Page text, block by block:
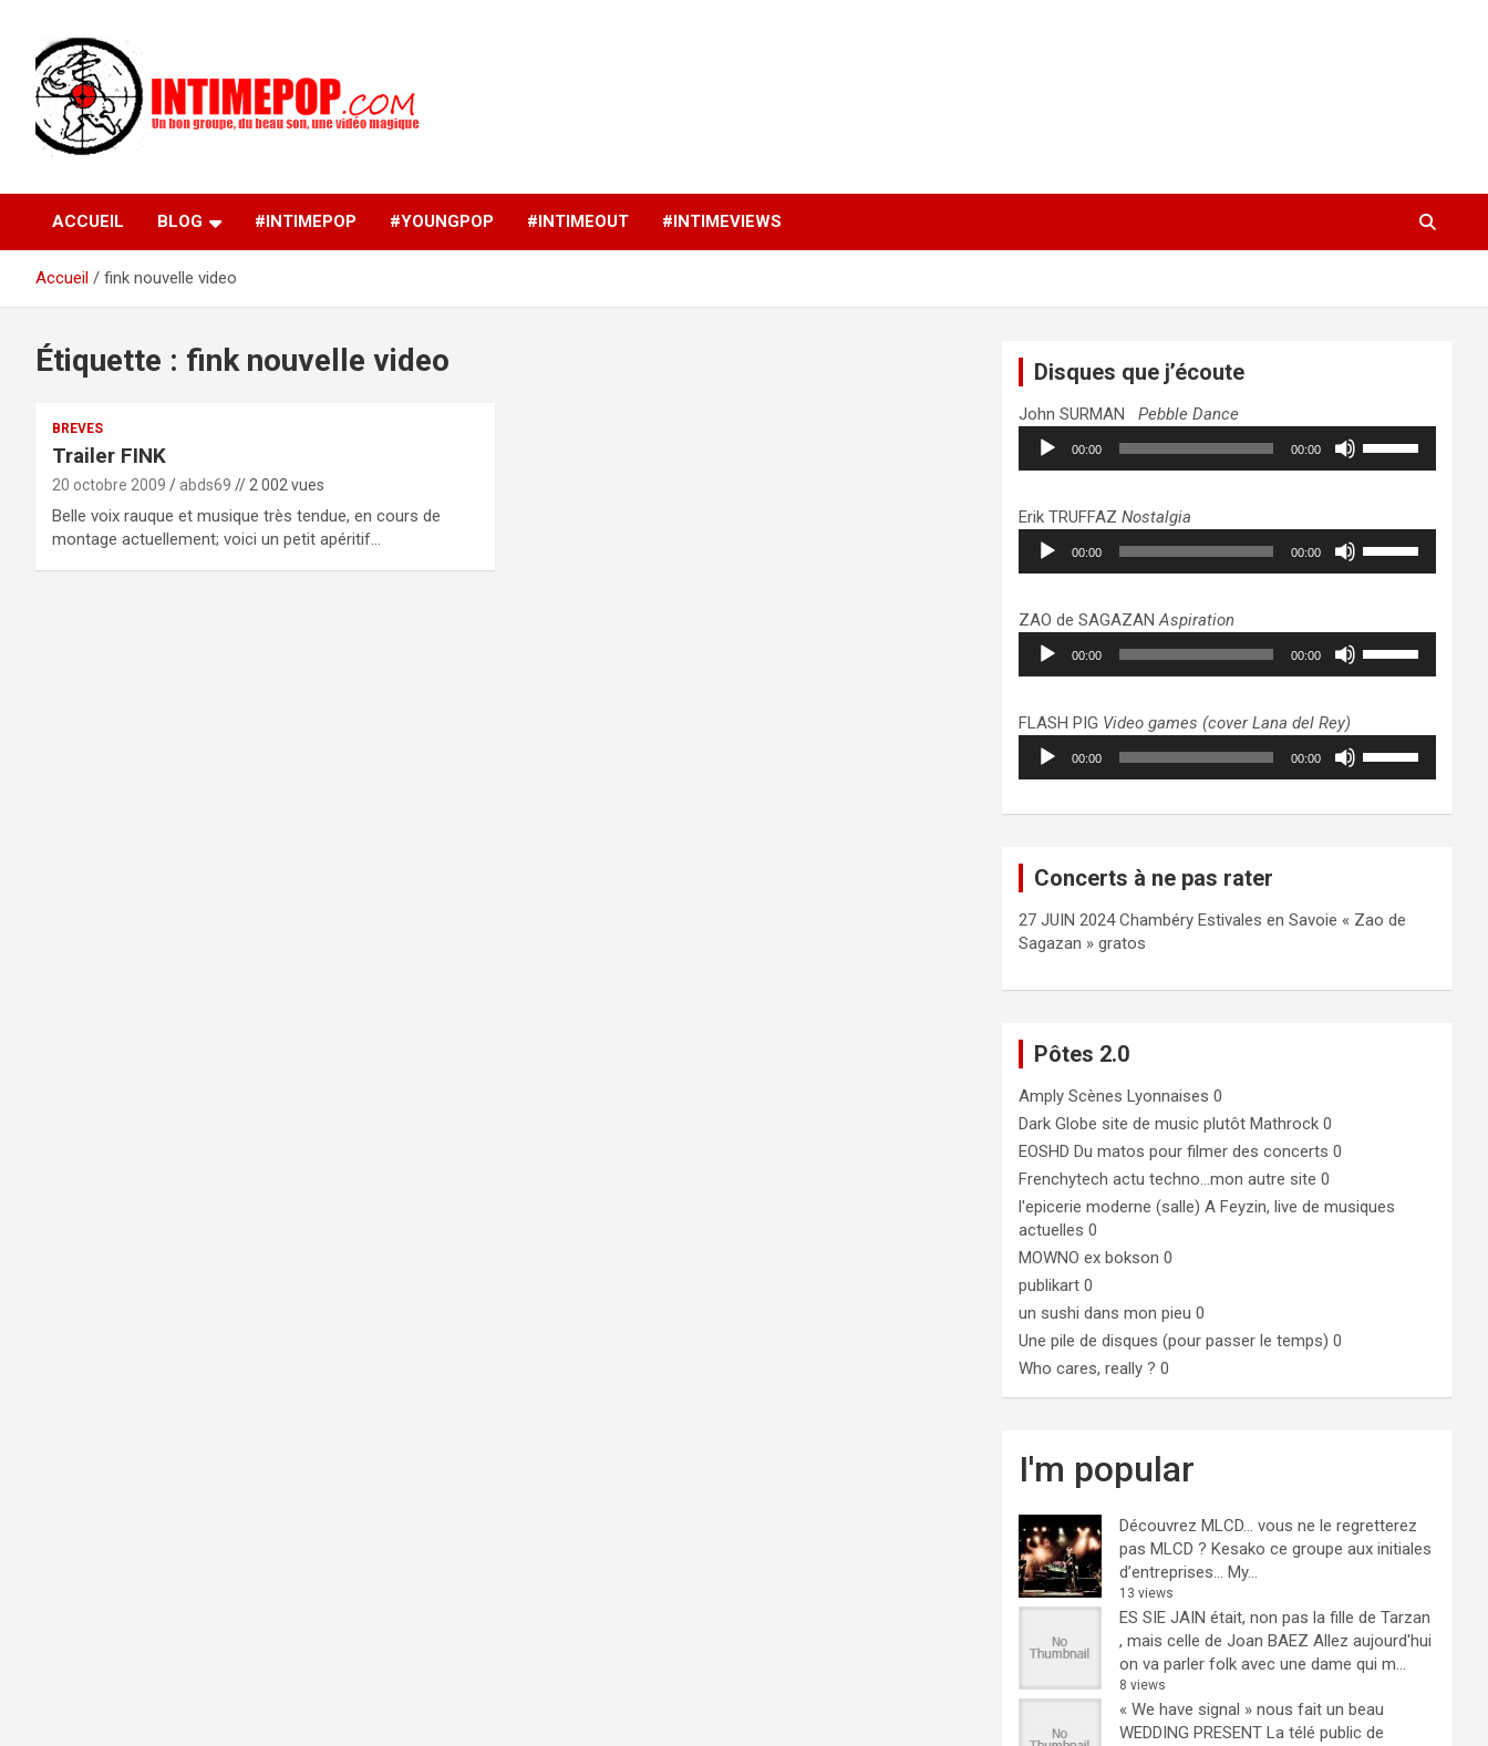
contenu
intimepop.com
musiques actuelles pop rock, post-rock, indé sur Lyon. rock pop
concert lyon
ACCUEIL BLOG #INTIMEPOP #YOUNGPOP #INTIMEOUT #INTIMEVIEWS
Accueil fink nouvelle video
Étiquette : fink nouvelle video
BREVES
Trailer FINK
20 octobre 2009 abds69 // 2 002 vues
Belle voix rauque et musique très tendue, en cours de
montage actuellement; voici un petit apéritif…
Disques que j’écoute
John SURMANPebble Dance
Lecteur
audio
00:00 00:00
pour
augmenter
ou
volume.
Erik TRUFFAZNostalgia
Lecteur
audio
00:00 00:00
pour
augmenter
ou
volume.
ZAO de SAGAZANAspiration
Lecteur
audio
00:00 00:00
pour
augmenter
ou
FLASH PIG Video games (cover Lana del Rey)
Lecteur
audio
00:00 00:00
haut/bas
le
Concerts à ne pas rater
27 JUIN 2024 Chambéry Estivales en Savoie « Zao de
Sagazan » gratos
Pôtes 2.0
Amply Scènes Lyonnaises 0
Dark Globe site de music plutôt Mathrock 0
EOSHD Du matos pour filmer des concerts 0
Frenchytech actu techno…mon autre site 0
l'epicerie moderne (salle) A Feyzin, live de musiques
actuelles 0
MOWNO ex bokson 0
publikart 0
un sushi dans mon pieu 0
Une pile de disques (pour passer le temps) 0
Who cares, really ? 0
I'm popular
Découvrez MLCD… vous ne le regretterez
pas MLCD ? Kesako ce groupe aux initiales
d’entreprises… My...
13 views
ES SIE JAIN était, non pas la fille de Tarzan
, mais celle de Joan BAEZ Allez aujourd'hui
on va parler folk avec une dame qui m...
8 views
« We have signal » nous fait un beau
WEDDING PRESENT La télé public de